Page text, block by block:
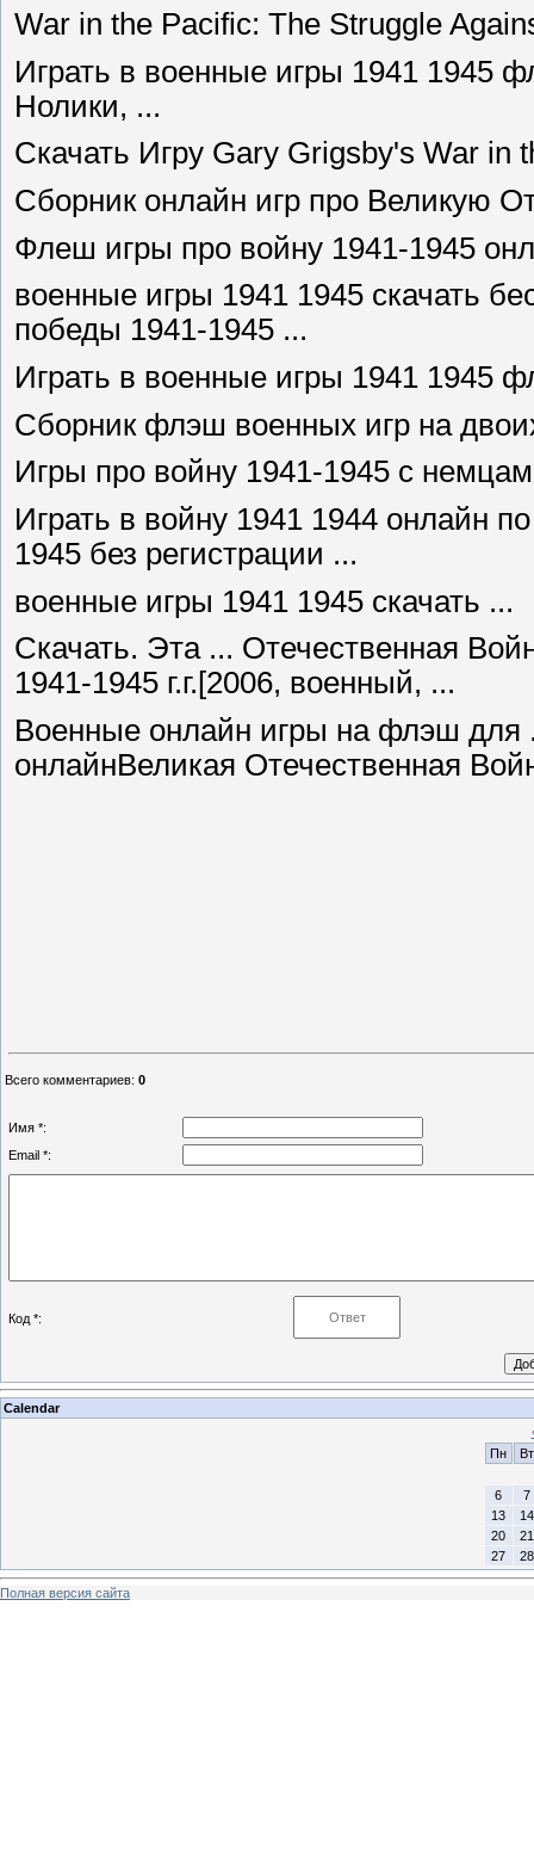
War in the Pacific: The Struggle
Играть в военные игры 1941 1945
Нолики, ...
Скачать Игру Gary Grigsby's War in
Сборник онлайн игр про Великую
Флеш игры про войну 1941-1945
военные игры 1941 1945 скачать
победы 1941-1945 ...
Играть в военные игры 1941 1945
Сборник флэш военных игр на
Игры про войну 1941-1945 с
Играть в войну 1941 1944 онлайн
1945 без регистрации ...
военные игры 1941 1945 скачать ...
Скачать. Эта ... Отечественная
1941-1945 г.г.[2006, военный, ...
Военные онлайн игры на флэш для
онлайнВеликая Отечественная
Всего комментариев: 0
Имя *:
Email *:
Код *:
Calendar
Пн
Вт
6
7
13
14
20
21
27
28
Полная версия сайта